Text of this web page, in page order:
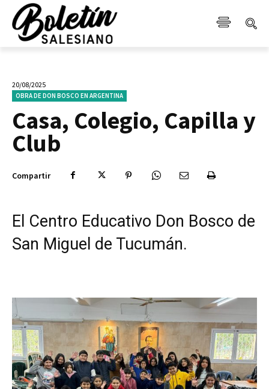
20/08/2025
OBRA DE DON BOSCO EN ARGENTINA
Casa, Colegio, Capilla y
Club
Compartir
El Centro Educativo Don Bosco de
San Miguel de Tucumán.